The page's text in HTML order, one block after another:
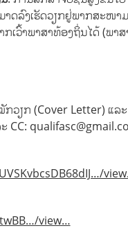
າດລົງເຮັດວຽກຢູ່ພາກສະໜ
ເວົ້າພາສາທ້ອງຖິ່ນໄດ້ (ພ
ວຽກ (Cover Letter) ແລ
CC:
view…